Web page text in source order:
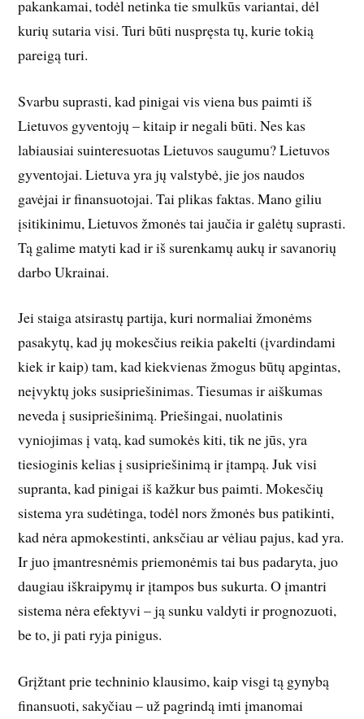
pakankamai, todėl netinka tie smulkūs variantai, dėl
kurių sutaria visi. Turi būti nuspręsta tų, kurie tokią
pareigą turi.
Svarbu suprasti, kad pinigai vis viena bus paimti iš
Lietuvos gyventojų – kitaip ir negali būti. Nes kas
labiausiai suinteresuotas Lietuvos saugumu? Lietuvos
gyventojai. Lietuva yra jų valstybė, jie jos naudos
gavėjai ir finansuotojai. Tai plikas faktas. Mano giliu
įsitikinimu, Lietuvos žmonės tai jaučia ir galėtų suprasti.
Tą galime matyti kad ir iš surenkamų aukų ir savanorių
darbo Ukrainai.
Jei staiga atsirastų partija, kuri normaliai žmonėms
pasakytų, kad jų mokesčius reikia pakelti (įvardindami
kiek ir kaip) tam, kad kiekvienas žmogus būtų apgintas,
neįvyktų joks susipriešinimas. Tiesumas ir aiškumas
neveda į susipriešinimą. Priešingai, nuolatinis
vyniojimas į vatą, kad sumokės kiti, tik ne jūs, yra
tiesioginis kelias į susipriešinimą ir įtampą. Juk visi
supranta, kad pinigai iš kažkur bus paimti. Mokesčių
sistema yra sudėtinga, todėl nors žmonės bus patikinti,
kad nėra apmokestinti, anksčiau ar vėliau pajus, kad yra.
Ir juo įmantresnėmis priemonėmis tai bus padaryta, juo
daugiau iškraipymų ir įtampos bus sukurta. O įmantri
sistema nėra efektyvi – ją sunku valdyti ir prognozuoti,
be to, ji pati ryja pinigus.
Grįžtant prie techninio klausimo, kaip visgi tą gynybą
finansuoti, sakyčiau – už pagrindą imti įmanomai